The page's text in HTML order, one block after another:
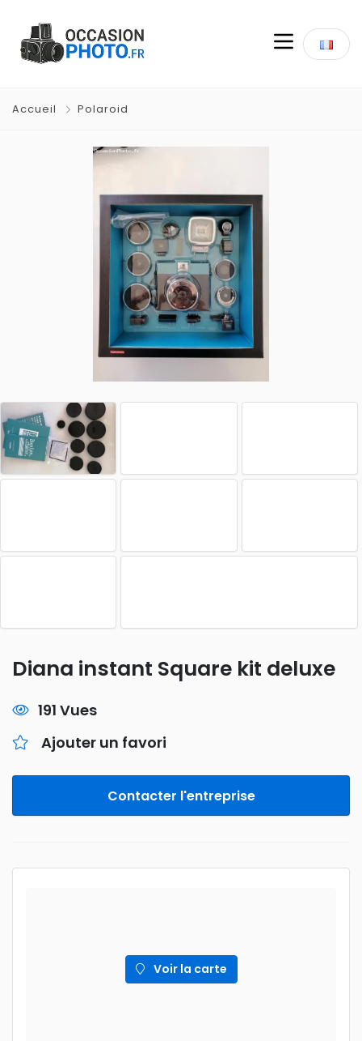
Accueil Polaroid
Diana instant Square kit deluxe
191 Vues
Ajouter un favori
Contacter l'entreprise
Voir la carte